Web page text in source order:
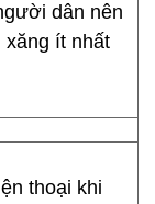
dân nên
xăng ít nhất
thoại khi